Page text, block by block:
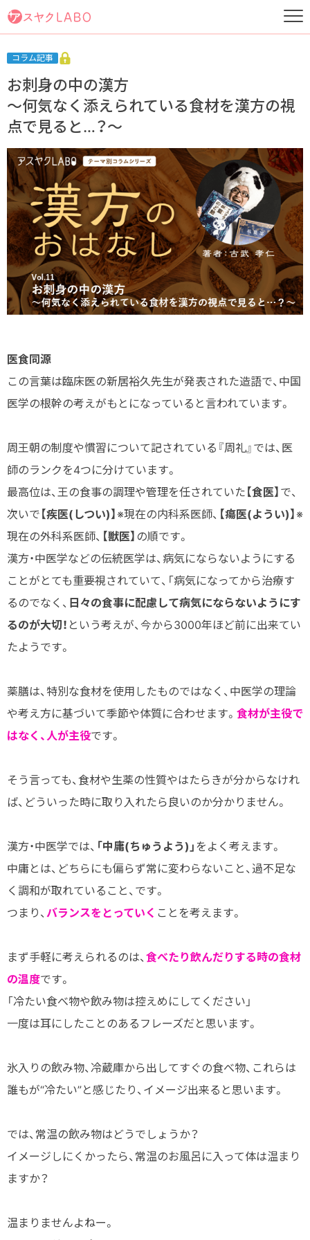
コラム記事
お刺身の中の漢方
～何気なく添えられている食材を漢方の視
点で見ると…？～
医食同源
この言葉は臨床医の新居裕久先生が発表された造語で、中国
医学の根幹の考えがもとになっていると言われています。
周王朝の制度や慣習について記されている『周礼』では、医
師のランクを4つに分けています。
最高位は、王の食事の調理や管理を任されていた 【食医】 で、
次いで 【疾医(しつい)】 ※現在の内科系医師、 【瘍医(ようい)】 ※
現在の外科系医師、 【獣医】 の順です。
漢方・中医学などの伝統医学は、病気にならないようにする
ことがとても重要視されていて、「病気になってから治療す
るのでなく、 日々の食事に配慮して病気にならないようにす
るのが大切！ という考えが、今から3000年ほど前に出来てい
たようです。
薬膳は、特別な食材を使用したものではなく、中医学の理論
や考え方に基づいて季節や体質に合わせます。 食材が主役で
はなく、人が主役です。
そう言っても、食材や生薬の性質やはたらきが分からなけれ
ば、どういった時に取り入れたら良いのか分かりません。
漢方・中医学では、 「中庸(ちゅうよう)」 をよく考えます。
中庸とは、どちらにも偏らず常に変わらないこと、過不足な
く調和が取れていること、です。
つまり、 バランスをとっていく ことを考えます。
まず手軽に考えられるのは、 食べたり飲んだりする時の食材
の温度です。
「冷たい食べ物や飲み物は控えめにしてください」
一度は耳にしたことのあるフレーズだと思います。
氷入りの飲み物、冷蔵庫から出してすぐの食べ物、これらは
誰もが“冷たい”と感じたり、イメージ出来ると思います。
では、常温の飲み物はどうでしょうか？
イメージしにくかったら、常温のお風呂に入って体は温まり
ますか？
温まりませんよねー。